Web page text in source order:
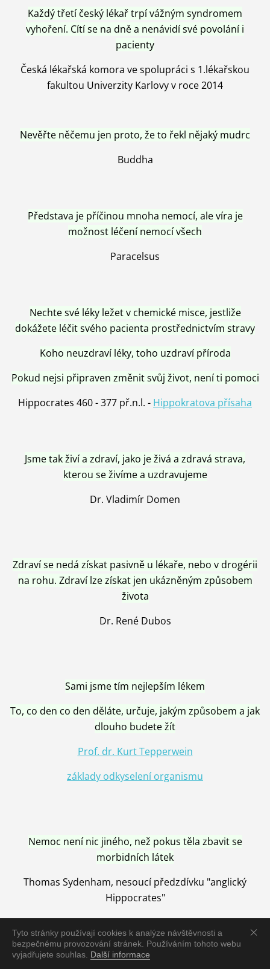
Tyto stránky používají cookies k analýze návštěvnosti a
bezpečnému provozování stránek. Používáním tohoto webu
vyjadřujete souhlas. Další informace
Každý třetí český lékař trpí vážným syndromem
vyhoření. Cítí se na dně a nenávidí své povolání i
pacienty
Česká lékařská komora ve spolupráci s 1.lékařskou
fakultou Univerzity Karlovy v roce 2014
Nevěřte něčemu jen proto, že to řekl nějaký mudrc
Buddha
Představa je příčinou mnoha nemocí, ale víra je
možnost léčení nemocí všech
Paracelsus
Nechte své léky ležet v chemické misce, jestliže
dokážete léčit svého pacienta prostřednictvím stravy
Koho neuzdraví léky, toho uzdraví příroda
Pokud nejsi připraven změnit svůj život, není ti pomoci
Hippocrates 460 - 377 př.n.l. - Hippokratova přísaha
Jsme tak živí a zdraví, jako je živá a zdravá strava,
kterou se živíme a uzdravujeme
Dr. Vladimír Domen
Zdraví se nedá získat pasivně u lékaře, nebo v drogérii
na rohu. Zdraví lze získat jen ukázněným způsobem
života
Dr. René Dubos
Sami jsme tím nejlepším lékem
To, co den co den děláte, určuje, jakým způsobem a jak
dlouho budete žít
Prof. dr. Kurt Tepperwein
základy odkyselení organismu
Nemoc není nic jiného, než pokus těla zbavit se
morbidních látek
Thomas Sydenham, nesoucí předzdívku "anglický
Hippocrates"
Nemoc je vyléčena jen pomocí Přírody, neutralizací a